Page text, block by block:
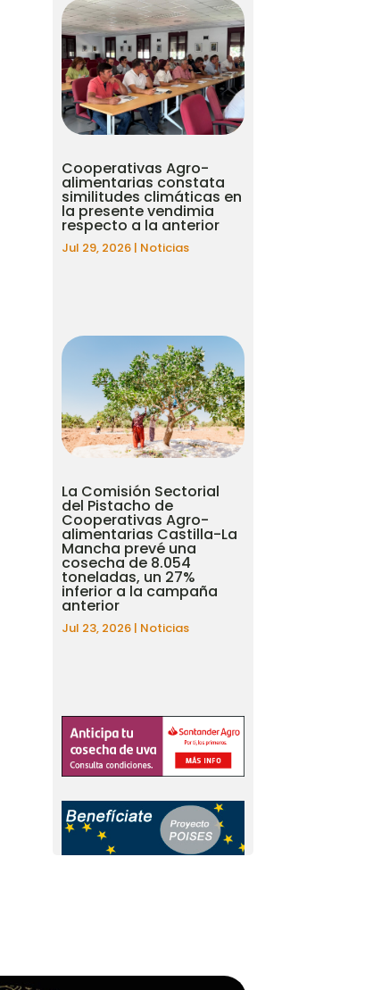
Cooperativas Agro-
alimentarias constata
similitudes climáticas en
la presente vendimia
respecto a la anterior
Jul 29, 2026 | Noticias
La Comisión Sectorial
del Pistacho de
Cooperativas Agro-
alimentarias Castilla-La
Mancha prevé una
cosecha de 8.054
toneladas, un 27%
inferior a la campaña
anterior
Jul 23, 2026 | Noticias